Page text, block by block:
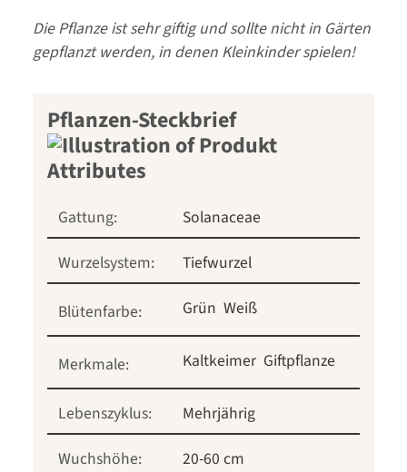
Die Pflanze ist sehr giftig und sollte nicht in Gärten
gepflanzt werden, in denen Kleinkinder spielen!
Pflanzen-Steckbrief
Gattung:
Solanaceae
Wurzelsystem:
Tiefwurzel
Blütenfarbe: Grün Weiß
Merkmale: Kaltkeimer Giftpflanze
Lebenszyklus:
Mehrjährig
Wuchshöhe:
20-60 cm